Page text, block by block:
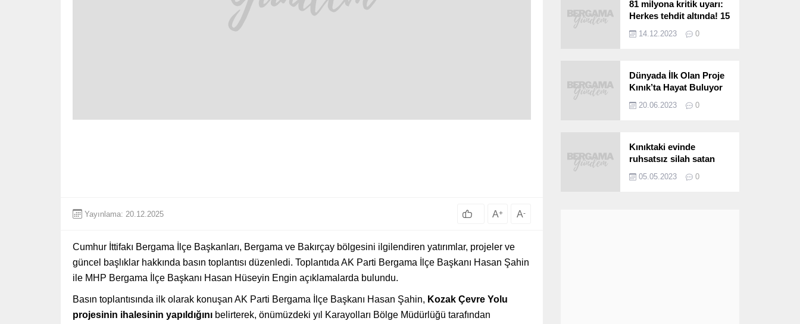
Yayınlama: 20.12.2025 A+ A-
Cumhur İttifakı Bergama İlçe Başkanları, Bergama ve Bakırçay bölgesini ilgilendiren yatırımlar, projeler ve
güncel başlıklar hakkında basın toplantısı düzenledi. Toplantıda AK Parti Bergama İlçe Başkanı Hasan Şahin
ile MHP Bergama İlçe Başkanı Hasan Hüseyin Engin açıklamalarda bulundu.
Basın toplantısında ilk olarak konuşan AK Parti Bergama İlçe Başkanı Hasan Şahin, Kozak Çevre Yolu
projesinin ihalesinin yapıldığını belirterek, önümüzdeki yıl Karayolları Bölge Müdürlüğü tarafından
81 milyona kritik uyarı:
Herkes tehdit altında! 15
kat hızlı yayılıyor…
14.12.2023 0
Dünyada İlk Olan Proje
Kınık’ta Hayat Buluyor
20.06.2023 0
Kınıktaki evinde
ruhsatsız silah satan
05.05.2023 0